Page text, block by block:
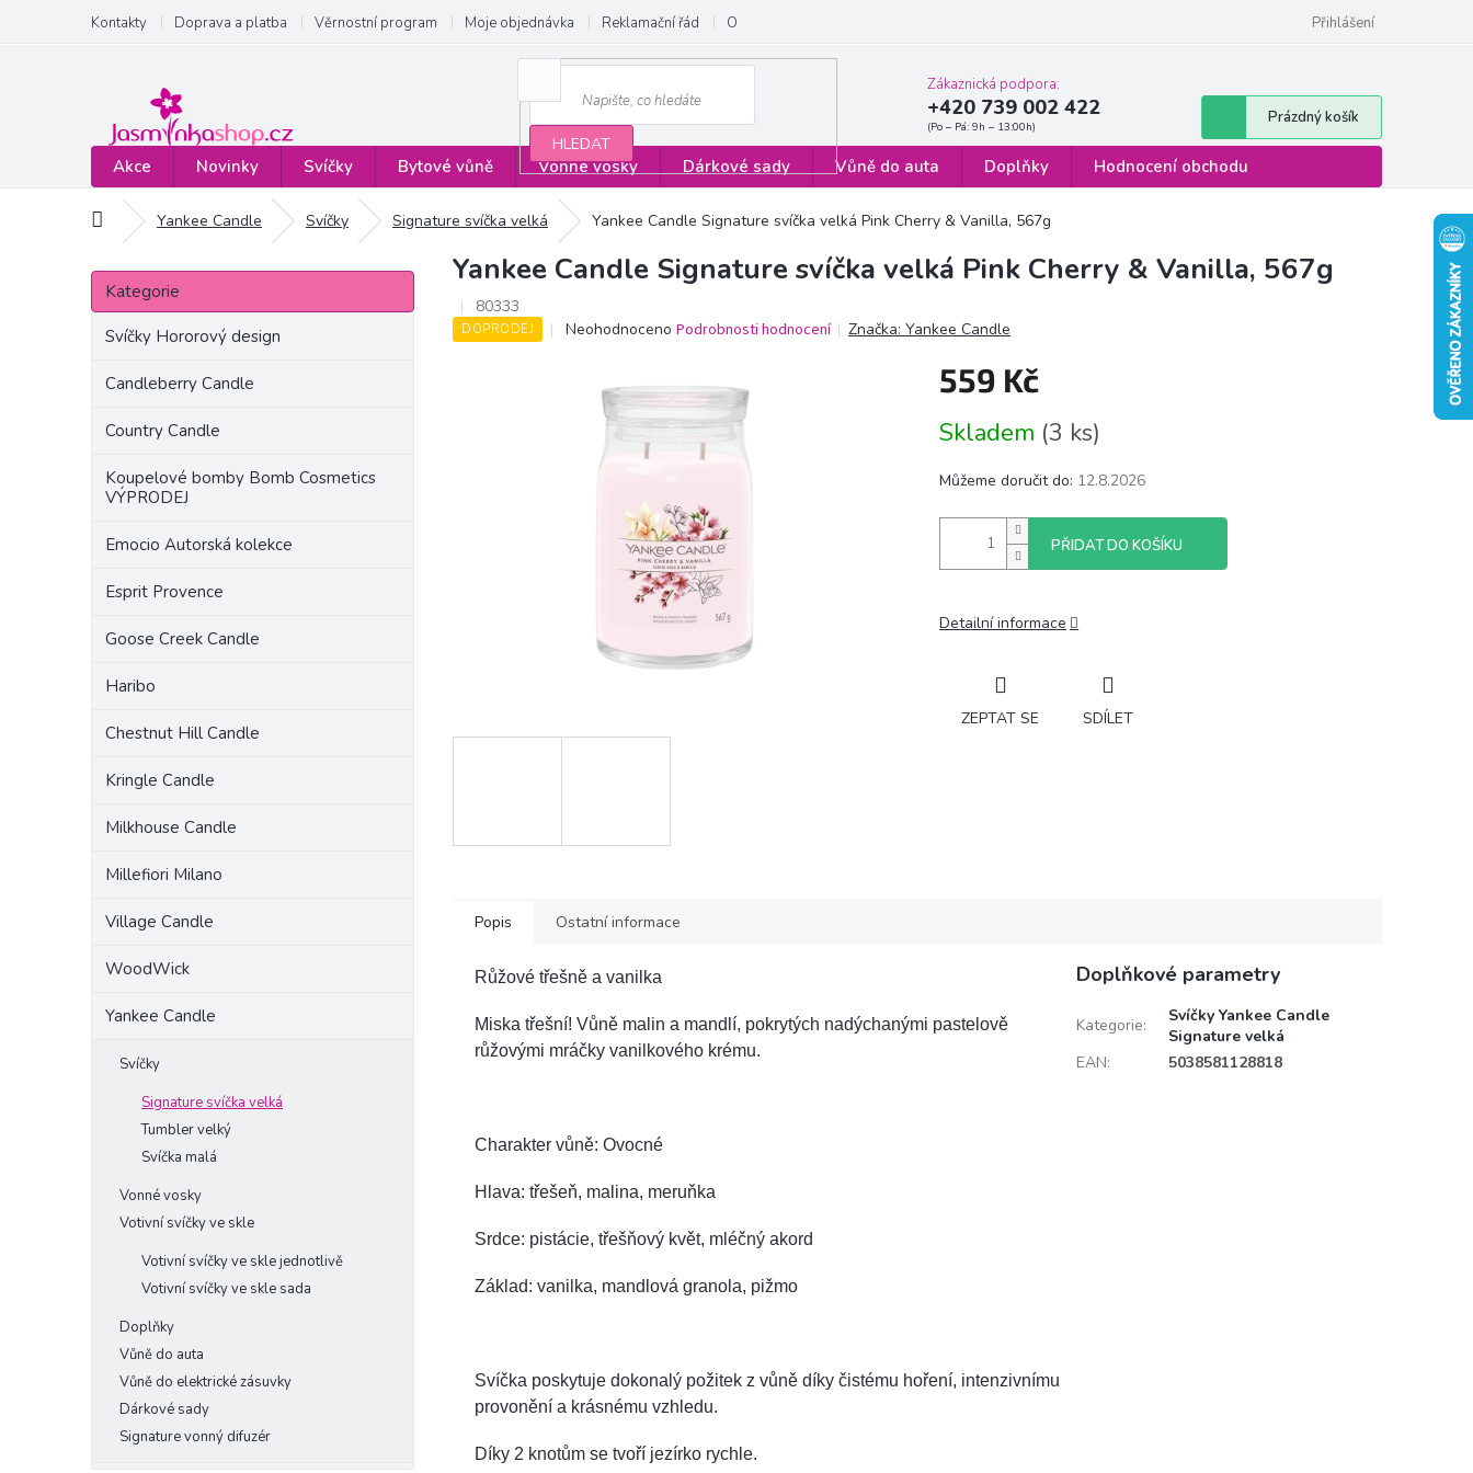
obsah
Kontakty Doprava a platba Věrnostní program Moje objednávka Reklamační řád Obchodní podmínky Formulář pro odstoupení od smlouvy
Přihlášení
HLEDAT
Zákaznická podpora:
+420 739 002 422
Nákupní
košík
Prázdný košík
Akce Novinky Svíčky Bytové vůně Vonné vosky Dárkové sady Vůně do auta Doplňky Hodnocení obchodu
Domů Yankee Candle Svíčky Signature svíčka velká Yankee Candle Signature svíčka velká Pink Cherry & Vanilla, 567g
P
s
Přeskočit
kategorie
Kategorie
Svíčky Hororový design
Candleberry Candle
Country Candle
Koupelové bomby Bomb Cosmetics
VÝPRODEJ
Emocio Autorská kolekce
Esprit Provence
Goose Creek Candle
Haribo
Chestnut Hill Candle
Kringle Candle
Milkhouse Candle
Millefiori Milano
Village Candle
WoodWick
Yankee Candle
Svíčky
Signature svíčka velká
Tumbler velký
Svíčka malá
Vonné vosky
Votivní svíčky ve skle
Votivní svíčky ve skle jednotlivě
Votivní svíčky ve skle sada
Doplňky
Vůně do auta
Vůně do elektrické zásuvky
Dárkové sady
Signature vonný difuzér
Yankee Candle Signature svíčka velká Pink Cherry & Vanilla, 567g
80333
DOPRODEJ
Průměrné
Neohodnoceno Podrobnosti hodnocení Značka:Yankee Candle
559 Kč
cena:
Skladem (3 ks)
Můžeme doručit do: 12.8.2026
PŘIDAT DO KOŠÍKU
Detailní informace
ZEPTAT SE SDÍLET
Popis Ostatní informace
Růžové třešně a vanilka
Miska třešní! Vůně malin a mandlí, pokrytých nadýchanými pastelově
růžovými mráčky vanilkového krému.
Charakter vůně: Ovocné
Hlava: třešeň, malina, meruňka
Srdce: pistácie, třešňový květ, mléčný akord
Základ: vanilka, mandlová granola, pižmo
Svíčka poskytuje dokonalý požitek z vůně díky čistému hoření, intenzivnímu
provonění a krásnému vzhledu.
Díky 2 knotům se tvoří jezírko rychle.
Doplňkové parametry
Kategorie:
Svíčky Yankee Candle
Signature velká
EAN: 5038581128818